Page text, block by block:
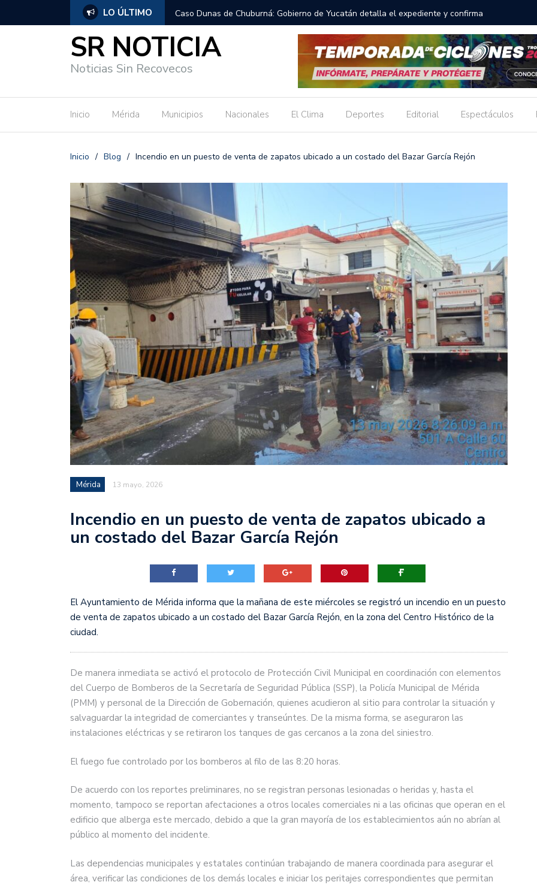
LO ÚLTIMO
detalla el expediente y confirma
Impulsa Cecilia Patrón la organización vecinal en Mérida y suma a comités de
vigilancia en la prevención social del delito.
EN
SR NOTICIA
Noticias Sin Recovecos
Inicio Mérida Municipios Nacionales El Clima Deportes Editorial Espectáculos
Inicio / Blog / Incendio en un puesto de venta de zapatos ubicado a un costado del Bazar García Rejón
Mérida 13 mayo, 2026
Incendio en un puesto de venta de zapatos ubicado a
un costado del Bazar García Rejón
El Ayuntamiento de Mérida informa que la mañana de este miércoles se registró un incendio en un puesto
de venta de zapatos ubicado a un costado del Bazar García Rejón, en la zona del Centro Histórico de la
ciudad.
De manera inmediata se activó el protocolo de Protección Civil Municipal en coordinación con elementos
del Cuerpo de Bomberos de la Secretaría de Seguridad Pública (SSP), la Policía Municipal de Mérida
(PMM) y personal de la Dirección de Gobernación, quienes acudieron al sitio para controlar la situación y
salvaguardar la integridad de comerciantes y transeúntes. De la misma forma, se aseguraron las
instalaciones eléctricas y se retiraron los tanques de gas cercanos a la zona del siniestro.
El fuego fue controlado por los bomberos al filo de las 8:20 horas.
De acuerdo con los reportes preliminares, no se registran personas lesionadas o heridas y, hasta el
momento, tampoco se reportan afectaciones a otros locales comerciales ni a las oficinas que operan en el
edificio que alberga este mercado, debido a que la gran mayoría de los establecimientos aún no abrían al
público al momento del incidente.
Las dependencias municipales y estatales continúan trabajando de manera coordinada para asegurar el
área, verificar las condiciones de los demás locales e iniciar los peritajes correspondientes que permitan